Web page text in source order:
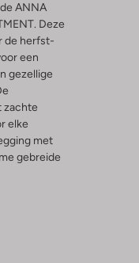
ANNA
Deze
de herfst-
een
gezellige
zachte
elke
met
gebreide
in je